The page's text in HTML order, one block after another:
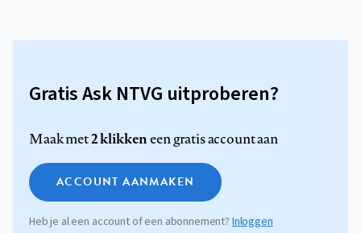
Gratis Ask NTVG uitproberen?
Maak met2 klikkeneen gratis account aan
ACCOUNT AANMAKEN
Heb je al een account of een abonnement?Inloggen